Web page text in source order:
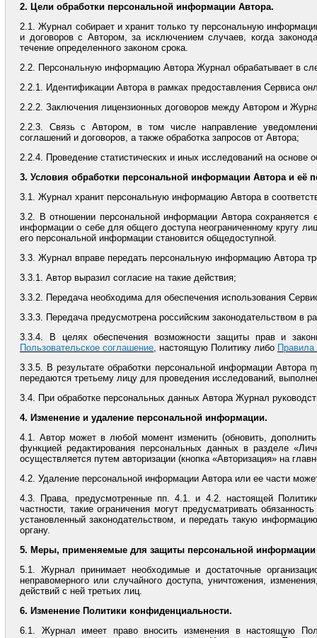
2. Цели обработки персональной информации Автора.
2.1. Журнал собирает и хранит только ту персональную
и договоров с Автором, за исключением случаев, когда
течение определенного законом срока.
2.2. Персональную информацию Автора Журнал обрабатывает в
2.2.1. Идентификации Автора в рамках предоставления Сервиса
2.2.2. Заключения лицензионных договоров между Автором и
2.2.3. Связь с Автором, в том числе направление
соглашений и договоров, а также обработка запросов от Автора;
2.2.4. Проведение статистических и иных исследований на основе
3. Условия обработки персональной информации Автора и её
3.1. Журнал хранит персональную информацию Автора в
3.2. В отношении персональной информации Автора сохраняется
информации о себе для общего доступа неограниченному кругу
его персональной информации становится общедоступной.
3.3. Журнал вправе передать персональную информацию Автора
3.3.1. Автор выразил согласие на такие действия;
3.3.2. Передача необходима для обеспечения использования
3.3.3. Передача предусмотрена российским законодательством в
3.3.4. В целях обеспечения возможности защиты прав и
Пользовательское соглашение, настоящую Политику либо Правила
3.3.5. В результате обработки персональной информации Автора
передаются третьему лицу для проведения исследований,
3.4. При обработке персональных данных Автора Журнал
4. Изменение и удаление персональной информации.
4.1. Автор может в любой момент изменить (обновить,
функцией редактирования персональных данных в разделе
осуществляется путем авторизации (кнопка «Авторизация» на
4.2. Удаление персональной информации Автора или ее части
4.3. Права, предусмотренные пп. 4.1. и 4.2. настоящей
частности, такие ограничения могут предусматривать
установленный законодательством, и передать такую
органу.
5. Меры, применяемые для защиты персональной информации
5.1. Журнал принимает необходимые и достаточные
неправомерного или случайного доступа, уничтожения,
действий с ней третьих лиц.
6. Изменение Политики конфиденциальности.
6.1. Журнал имеет право вносить изменения в настоящую